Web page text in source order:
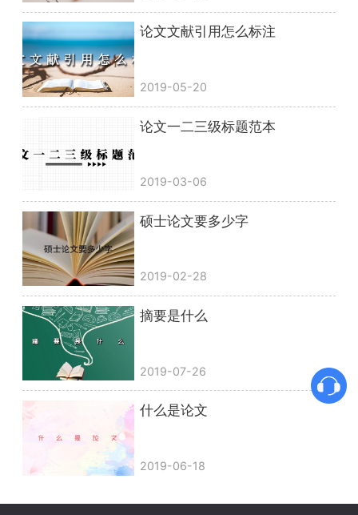
论文文献引用怎么标注
2019-05-20
论文一二三级标题范本
2019-03-06
硕士论文要多少字
2019-02-28
摘要是什么
2019-07-26
什么是论文
2019-06-18